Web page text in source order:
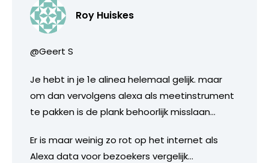
Roy Huiskes
@Geert S
Je hebt in je 1e alinea helemaal gelijk. maar
om dan vervolgens alexa als meetinstrument
te pakken is de plank behoorlijk misslaan…
Er is maar weinig zo rot op het internet als
Alexa data voor bezoekers vergelijk…